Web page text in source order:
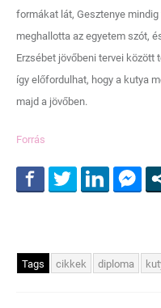
formákat lát, Gesztenye
meghallotta az egyetem szót,
Erzsébet jövőbeni tervei között
így előfordulhat, hogy a kutya
majd a jövőben.
Forrás
Tags cikkek diploma